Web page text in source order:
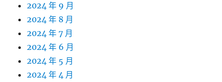
2024 年 9 月
2024 年 8 月
2024 年 7 月
2024 年 6 月
2024 年 5 月
2024 年 4 月